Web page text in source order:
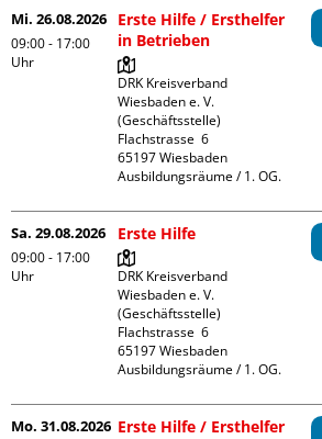
Mi. 26.08.2026
09:00 - 17:00
Uhr
Erste Hilfe / Ersthelfer
in Betrieben
DRK Kreisverband
Wiesbaden e. V.
(Geschäftsstelle)
Flachstrasse  6
65197 Wiesbaden
Ausbildungsräume / 1. OG.
Sa. 29.08.2026
09:00 - 17:00
Uhr
Erste Hilfe
DRK Kreisverband
Wiesbaden e. V.
(Geschäftsstelle)
Flachstrasse  6
65197 Wiesbaden
Ausbildungsräume / 1. OG.
Mo. 31.08.2026 Erste Hilfe / Ersthelfer